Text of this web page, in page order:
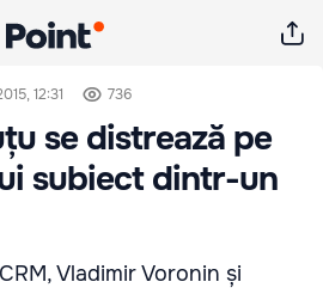
12:31 736
se distrează pe
subiect dintr-un
Vladimir Voronin și